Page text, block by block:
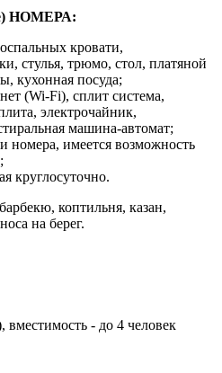
НОМЕРА:
кровати,
стулья, трюмо, стол, платяной
кухонная посуда;
(Wi-Fi), сплит система,
электрочайник,
машина-автомат;
номера, имеется возможность
круглосуточно.
коптильня, казан,
на берег.
- до 4 человек